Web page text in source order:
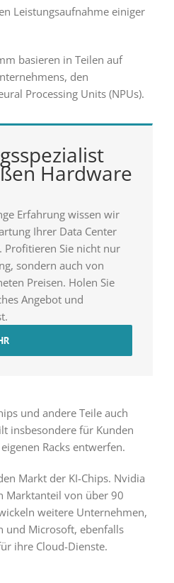
Leistungsaufnahme einiger
basieren in Teilen auf
den
Processing Units (NPUs).
Hardware
Erfahrung wissen wir
Ihrer Data Center
Profitieren Sie nicht nur
sondern auch von
Preisen. Holen Sie
Angebot und
und andere Teile auch
insbesondere für Kunden
Racks entwerfen.
Markt der KI-Chips. Nvidia
Marktanteil von über 90
weitere Unternehmen,
und Microsoft, ebenfalls
ihre Cloud-Dienste.